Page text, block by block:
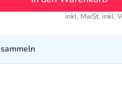
inkl. MwSt. inkl.
sammeln